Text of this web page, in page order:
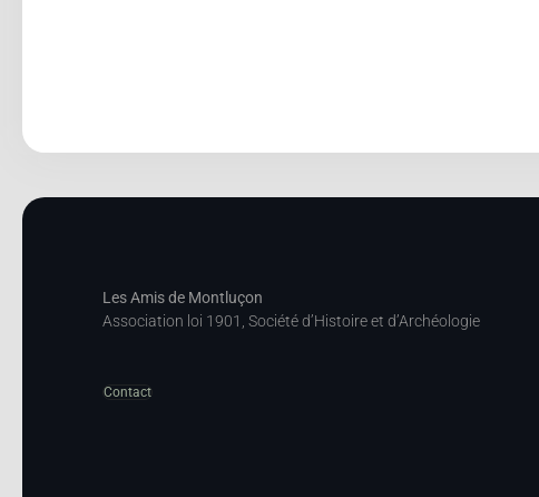
Les Amis de Montluçon
Association loi 1901, Société d’Histoire et d’Archéologie
Contact